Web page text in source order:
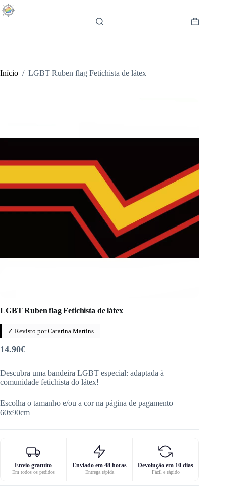
Pular
para
Carrinho
Início / LGBT Ruben flag Fetichista de látex
LGBT Ruben flag Fetichista de látex
✓ Revisto porCatarina Martins
14.90€
Descubra uma bandeira LGBT especial: adaptada à
comunidade fetichista do látex!
Escolha o tamanho e/ou a cor na página de pagamento
60x90cm
Envio gratuito
Em todos os pedidos
Enviado em 48 horas
Entrega rápida
Devolução em 10 dias
Fácil e rápido